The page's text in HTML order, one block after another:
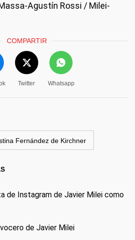
Agustín Rossi / Milei-
COMPARTIR
Twitter Whatsapp
Fernández de Kirchner
de Instagram de Javier Milei como
de Javier Milei